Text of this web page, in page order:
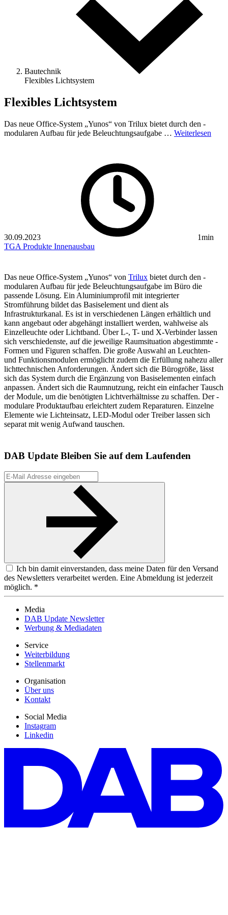
Bautechnik
Flexibles Lichtsystem
Flexibles Lichtsystem
Das neue Office-System „Yunos“ von Trilux bietet durch den ­
modularen Aufbau für jede Beleuchtungsaufgabe … Weiterlesen
30.09.2023
1min
TGA Produkte Innenausbau
Das neue Office-System „Yunos“ von Trilux bietet durch den ­
modularen Aufbau für jede Beleuchtungsaufgabe im Büro die
passende Lösung. Ein Alu­miniumprofil mit integrierter
Stromführung bildet das Basis­element und dient als
Infrastrukturkanal. Es ist in verschiedenen Längen erhältlich und
kann ­angebaut oder abgehängt installiert werden, wahlweise als
Einzelleuchte oder Lichtband. Über L-, T- und X-Verbinder lassen
sich verschiedenste, auf die jeweilige Raumsituation abgestimmte ­
Formen und Figuren schaffen. Die große Auswahl an Leuchten-
und Funktionsmodulen ermöglicht zudem die Erfüllung nahezu aller
lichttechnischen Anforderungen. Ändert sich die Büro­größe, lässt
sich das System durch die Ergänzung von Basis­elementen einfach
anpassen. ­Ändert sich die Raumnutzung, reicht ein einfacher Tausch
der Module, um die benötigten ­Lichtverhältnisse zu schaffen. Der ­
modulare Produktaufbau ­erleichtert zudem Reparaturen. Einzelne
Elemente wie Licht­einsatz, LED-Modul oder Treiber ­lassen sich
separat mit wenig Aufwand tauschen.
DAB Update Bleiben Sie auf dem Laufenden
Ich bin damit einverstanden, dass meine Daten für den Versand
des Newsletters verarbeitet werden. Eine Abmeldung ist jederzeit
möglich. *
Media
DAB Update Newsletter
Werbung & Mediadaten
Service
Weiterbildung
Stellenmarkt
Organisation
Über uns
Kontakt
Social Media
Instagram
Linkedin